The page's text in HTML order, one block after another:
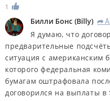
1
Билли Бонс (Billy) R
Я думаю, что
предварительные
ситуация с американским
которого федеральная
бумагам оштрафовала
договорился на выплаты в